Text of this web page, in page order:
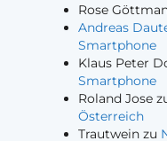
Rose
Andreas
Smartphone
Klaus Peter
Smartphone
Roland Jose
Österreich
Trautwein zu